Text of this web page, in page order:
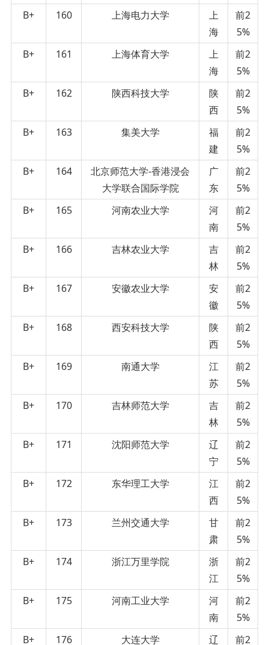
B+
160 上海电力大学
上
海
前2
5%
B+
161 上海体育大学
上
海
前2
5%
B+
162 陕西科技大学
陕
西
前2
5%
B+
163 集美大学
福
建
前2
5%
B+
164
北京师范大学-香港浸会
大学联合国际学院
广
东
前2
5%
B+
165 河南农业大学
河
南
前2
5%
B+
166 吉林农业大学
吉
林
前2
5%
B+
167 安徽农业大学
安
徽
前2
5%
B+
168 西安科技大学
陕
西
前2
5%
B+
169 南通大学
江
苏
前2
5%
B+
170 吉林师范大学
吉
林
前2
5%
B+
171 沈阳师范大学
辽
宁
前2
5%
B+
172 东华理工大学
江
西
前2
5%
B+
173 兰州交通大学
甘
肃
前2
5%
B+
174 浙江万里学院
浙
江
前2
5%
B+
175 河南工业大学
河
南
前2
5%
B+
176 大连大学
辽
前2